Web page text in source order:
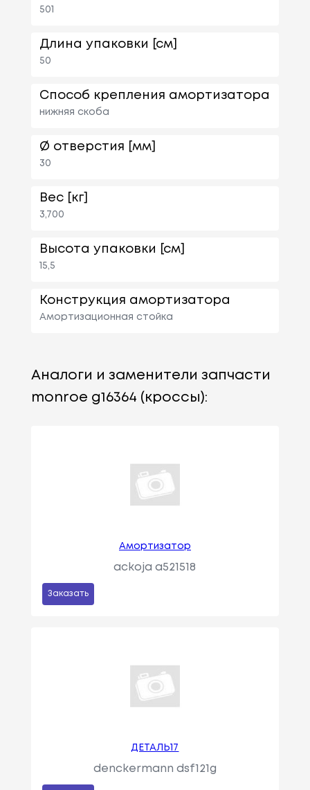
501
Длина упаковки [см]
50
Способ крепления амортизатора
нижняя скоба
Ø отверстия [мм]
30
Вес [кг]
3,700
Высота упаковки [см]
15,5
Конструкция амортизатора
Амортизационная стойка
Аналоги и заменители запчасти
monroe g16364 (кроссы):
Амортизатор
ackoja a521518
Заказать
ДЕТАЛЬ17
denckermann dsf121g